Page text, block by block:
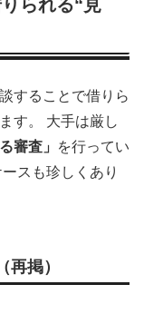
られる“見
することで借りら
す。 大手は厳し
審査」
を行ってい
スも珍しくあり
掲）